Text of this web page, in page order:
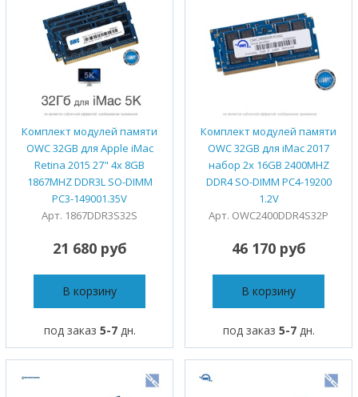
Комплект модулей памяти
OWC 32GB для Apple iMac
Retina 2015 27" 4x 8GB
1867MHZ DDR3L SO-DIMM
PC3-149001.35V
Арт. 1867DDR3S32S
21 680 руб
В корзину
под заказ 5-7дн.
Комплект модулей памяти
OWC 32GB для iMac 2017
набор 2x 16GB 2400MHZ
DDR4 SO-DIMM PC4-19200
1.2V
Арт. OWC2400DDR4S32P
46 170 руб
В корзину
под заказ 5-7дн.